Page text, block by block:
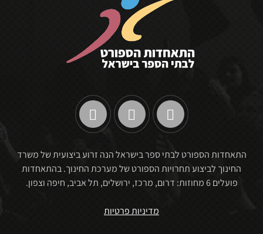
התאחדות הספורט לבתי ספר בישראל הנה זרוע ביצועית של משרד
החינוך לביצוע תחרויות הספורט של מערכת החינוך. בהתאחדות
פועלים 6 מחוזות: דרום, מרכז, ירושלים, תל אביב, חיפה וצפון.
מדיניות פרטיות